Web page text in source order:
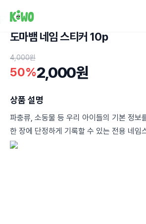
도마뱀 네임 스티커 10p
4,000원
50%2,000원
상품 설명
파충류, 소동물 등 우리 아이들의 기본 정보
한 장에 단정하게 기록할 수 있는 전용 네임